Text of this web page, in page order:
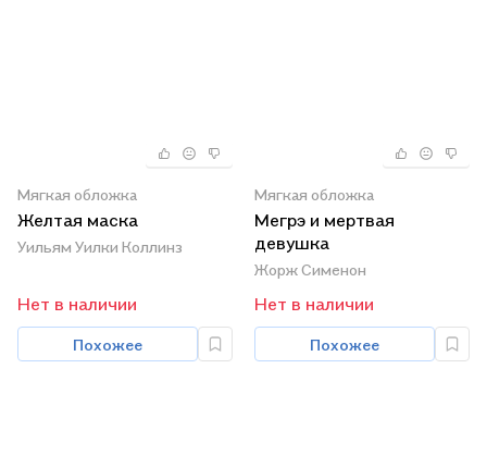
Мягкая обложка
Желтая маска
Уильям Уилки Коллинз
Нет в наличии
Похожее
Мягкая обложка
Мегрэ и мертвая
девушка
Жорж Сименон
Нет в наличии
Похожее